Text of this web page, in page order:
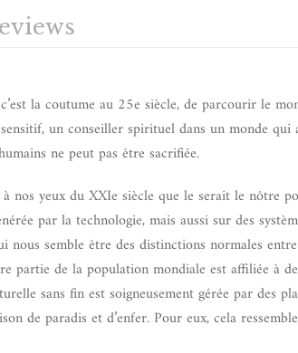
la coutume au 25e siècle, de parcourir le
un conseiller spirituel dans un monde
ne peut pas être sacrifiée.
nos yeux du XXIe siècle que le serait le nôtre
par la technologie, mais aussi sur des
semble être des distinctions normales
partie de la population mondiale est affiliée à
sans fin est soigneusement gérée par des
de paradis et d’enfer. Pour eux, cela